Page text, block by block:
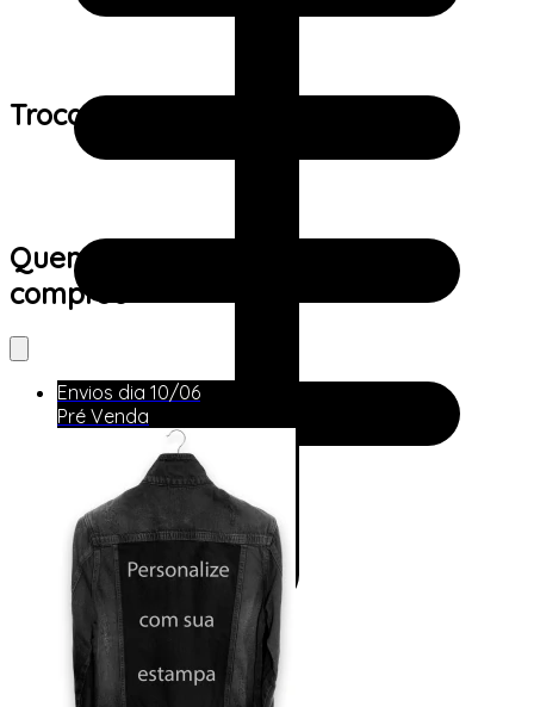
Trocas e devoluções:
Quem viu este produto também
comprou